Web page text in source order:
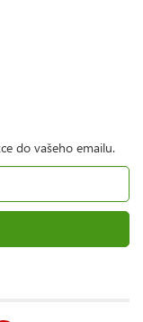
do vašeho emailu.